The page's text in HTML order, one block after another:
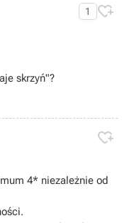
1 
skrzyń"?

4* niezależnie od